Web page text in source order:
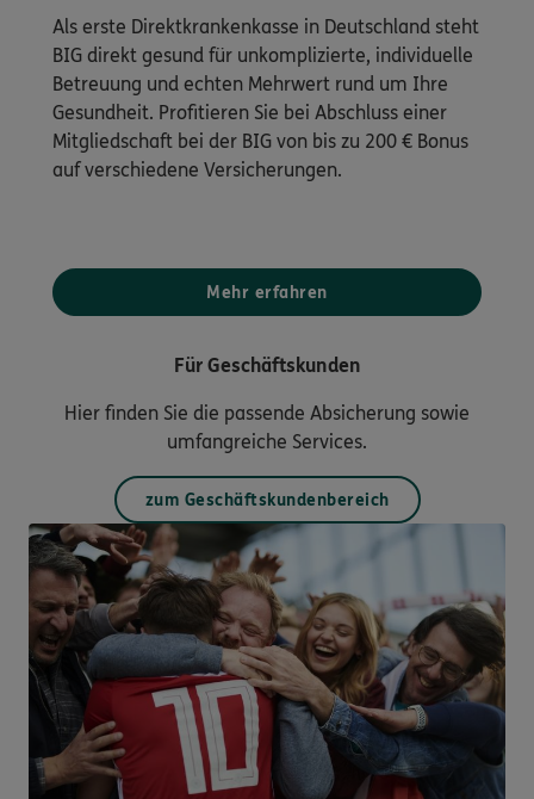
Als erste Direktkrankenkasse in Deutschland steht
BIG direkt gesund für unkomplizierte, individuelle
Betreuung und echten Mehrwert rund um Ihre
Gesundheit. Profitieren Sie bei Abschluss einer
Mitgliedschaft bei der BIG von bis zu 200 € Bonus
auf verschiedene Versicherungen.
Mehr erfahren
Für Geschäftskunden
Hier finden Sie die passende Absicherung sowie
umfangreiche Services.
zum Geschäftskundenbereich